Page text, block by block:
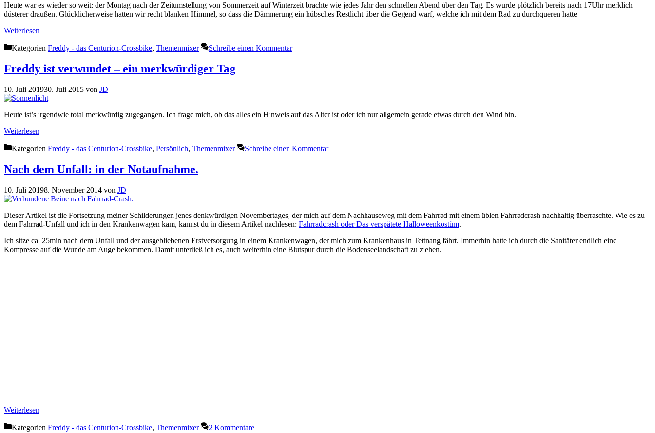
Heute war es wieder so weit: der Montag nach der Zeitumstellung von Sommerzeit auf Winterzeit brachte wie jedes Jahr den schnellen Abend über den Tag. Es wurde plötzlich bereits nach 17Uhr merklich
düsterer draußen. Glücklicherweise hatten wir recht blanken Himmel, so dass die Dämmerung ein hübsches Restlicht über die Gegend warf, welche ich mit dem Rad zu durchqueren hatte.
Weiterlesen
Kategorien Freddy - das Centurion-Crossbike, Themenmixer Schreibe einen Kommentar
Freddy ist verwundet – ein merkwürdiger Tag
10. Juli 201930. Juli 2015 von JD
Heute ist’s irgendwie total merkwürdig zugegangen. Ich frage mich, ob das alles ein Hinweis auf das Alter ist oder ich nur allgemein gerade etwas durch den Wind bin.
Weiterlesen
Kategorien Freddy - das Centurion-Crossbike, Persönlich, Themenmixer Schreibe einen Kommentar
Nach dem Unfall: in der Notaufnahme.
10. Juli 20198. November 2014 von JD
Dieser Artikel ist die Fortsetzung meiner Schilderungen jenes denkwürdigen Novembertages, der mich auf dem Nachhauseweg mit dem Fahrrad mit einem üblen Fahrradcrash nachhaltig überraschte. Wie es zu
dem Fahrrad-Unfall und ich in den Krankenwagen kam, kannst du in diesem Artikel nachlesen: Fahrradcrash oder Das verspätete Halloweenkostüm.
Ich sitze ca. 25min nach dem Unfall und der ausgebliebenen Erstversorgung in einem Krankenwagen, der mich zum Krankenhaus in Tettnang fährt. Immerhin hatte ich durch die Sanitäter endlich eine
Kompresse auf die Wunde am Auge bekommen. Damit unterließ ich es, auch weiterhin eine Blutspur durch die Bodenseelandschaft zu ziehen.
Weiterlesen
Kategorien Freddy - das Centurion-Crossbike, Themenmixer
2 Kommentare